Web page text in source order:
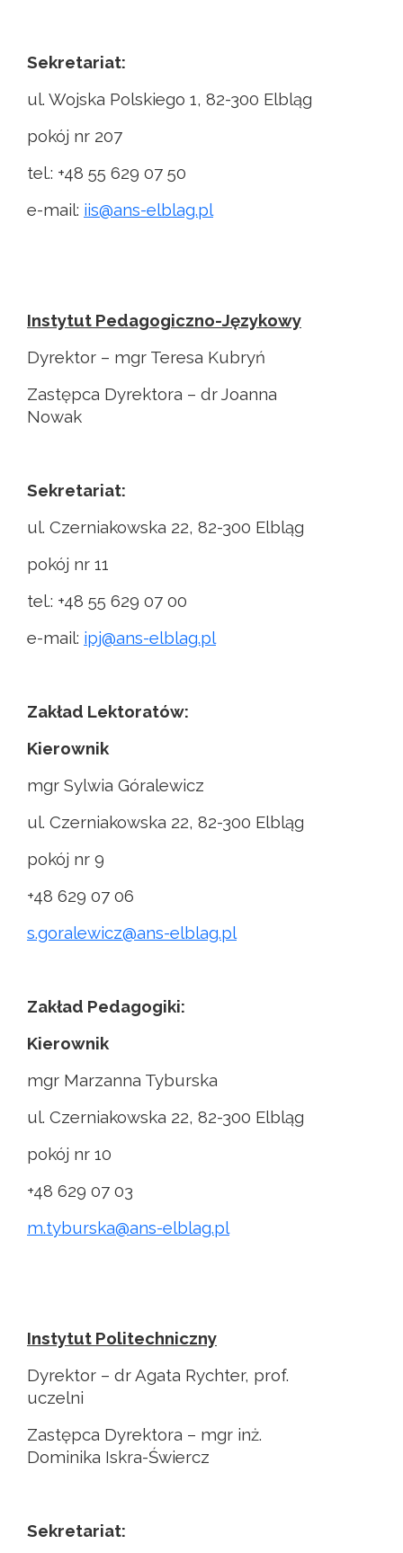
Sekretariat:
ul. Wojska Polskiego 1, 82-300 Elbląg
pokój nr 207
tel.: +48 55 629 07 50
e-mail: iis@ans-elblag.pl
Instytut Pedagogiczno-Językowy
Dyrektor – mgr Teresa Kubryń
Zastępca Dyrektora – dr Joanna
Nowak
Sekretariat:
ul. Czerniakowska 22, 82-300 Elbląg
pokój nr 11
tel.: +48 55 629 07 00
e-mail: ipj@ans-elblag.pl
Zakład Lektoratów:
Kierownik
mgr Sylwia Góralewicz
ul. Czerniakowska 22, 82-300 Elbląg
pokój nr 9
+48 629 07 06
s.goralewicz@ans-elblag.pl
Zakład Pedagogiki:
Kierownik
mgr Marzanna Tyburska
ul. Czerniakowska 22, 82-300 Elbląg
pokój nr 10
+48 629 07 03
m.tyburska@ans-elblag.pl
Instytut Politechniczny
Dyrektor – dr Agata Rychter, prof.
uczelni
Zastępca Dyrektora – mgr inż.
Dominika Iskra-Świercz
Sekretariat: